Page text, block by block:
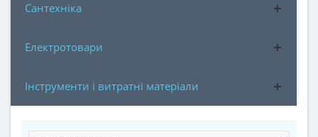
Сантехніка
Електротовари
Інструменти і витратні матеріали